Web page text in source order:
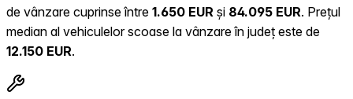
de vânzare cuprinse între 1.650 EUR și 84.095 EUR. Prețul
median al vehiculelor scoase la vânzare în județ este de
12.150 EUR.